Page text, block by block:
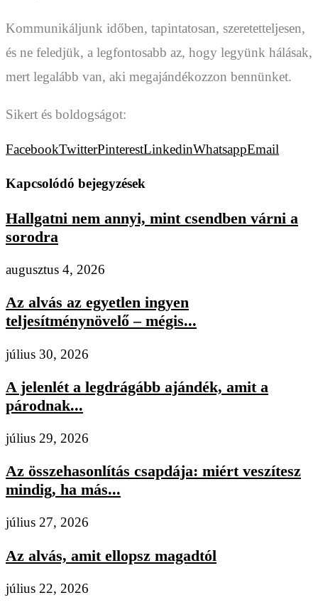
Kommunikáljunk időben, tapintatosan, szeretetteljesen,
és ne feledjük, a legfontosabb az, hogy legyünk hálásak,
mert legalább van, aki megajándékozzon bennünket.
Sikert és boldogságot:
FacebookTwitterPinterestLinkedinWhatsappEmail
Kapcsolódó bejegyzések
Hallgatni nem annyi, mint csendben várni a
sorodra
augusztus 4, 2026
Az alvás az egyetlen ingyen
teljesítménynövelő – mégis...
július 30, 2026
A jelenlét a legdrágább ajándék, amit a
párodnak...
július 29, 2026
Az összehasonlítás csapdája: miért veszítesz
mindig, ha más...
július 27, 2026
Az alvás, amit ellopsz magadtól
július 22, 2026